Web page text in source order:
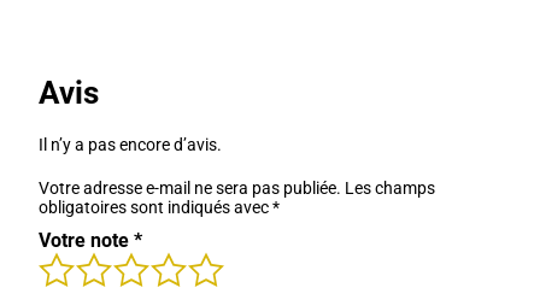
Avis
Il n’y a pas encore d’avis.
Votre adresse e-mail ne sera pas publiée. Les champs
obligatoires sont indiqués avec*
Votre note *